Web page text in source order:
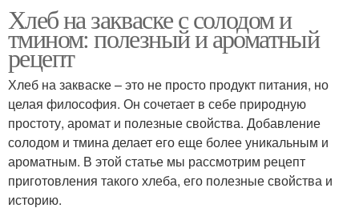
Хлеб на закваске с солодом и
тмином: полезный и ароматный
рецепт
Хлеб на закваске – это не просто продукт питания, но
целая философия. Он сочетает в себе природную
простоту, аромат и полезные свойства. Добавление
солодом и тмина делает его еще более уникальным и
ароматным. В этой статье мы рассмотрим рецепт
приготовления такого хлеба, его полезные свойства и
историю.